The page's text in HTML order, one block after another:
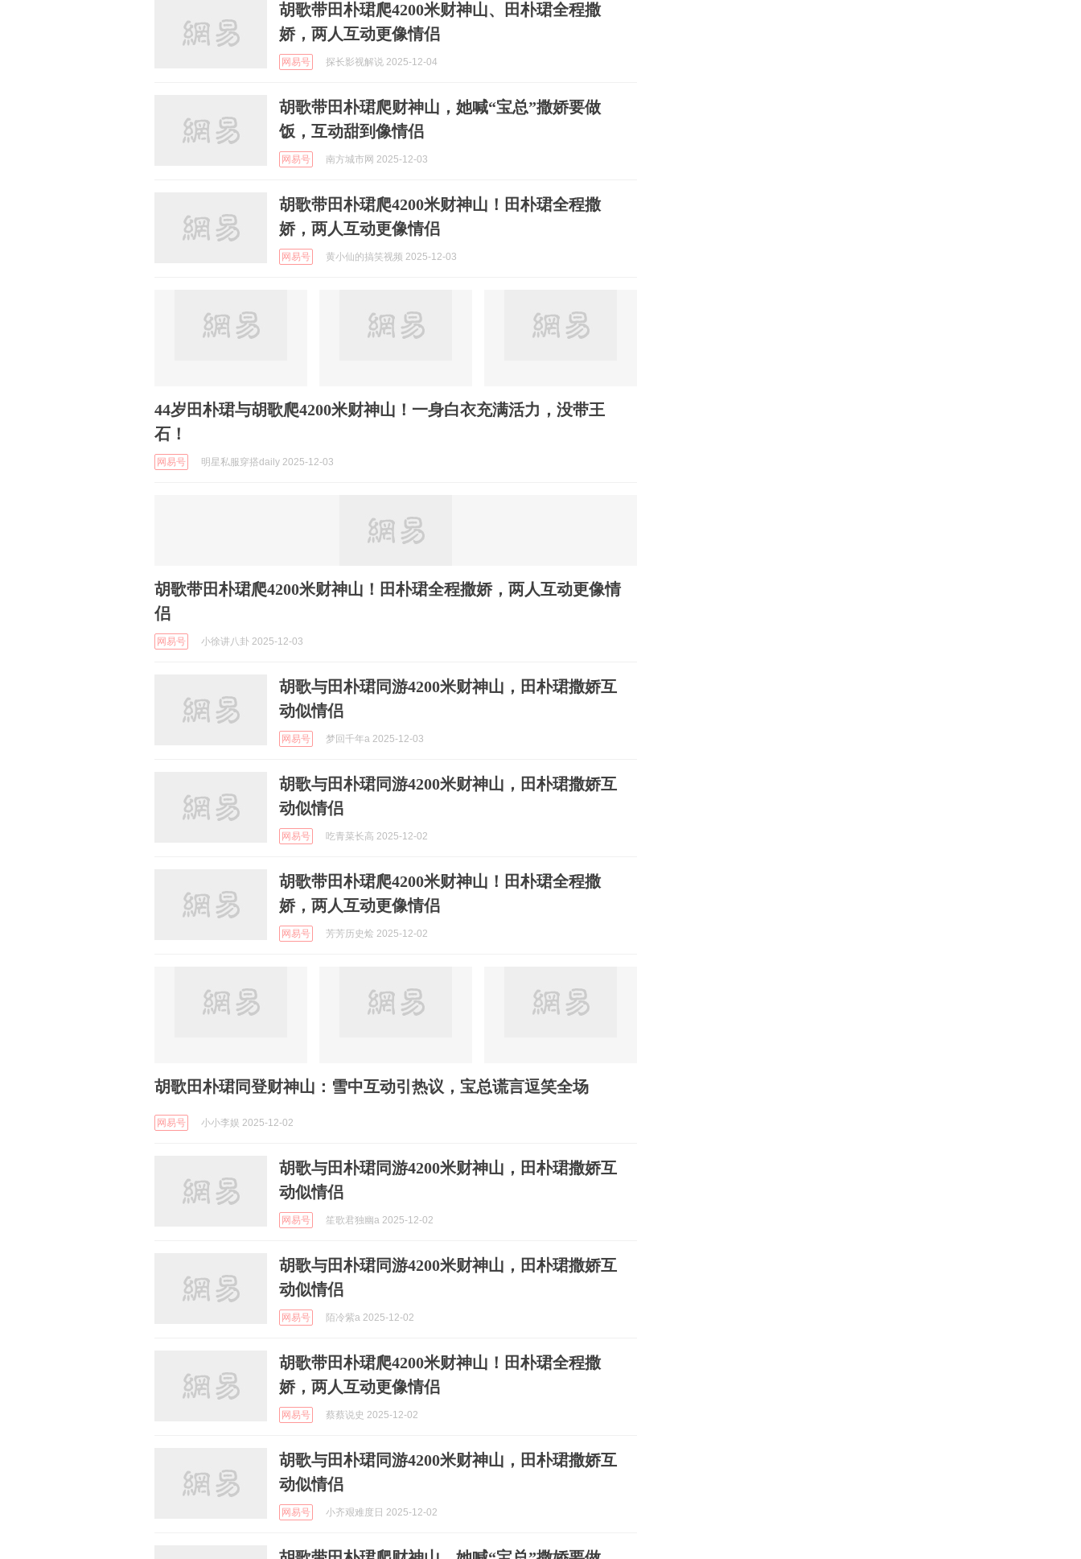
胡歌带田朴珺爬4200米财神山、田朴珺全程撒
娇，两人互动更像情侣
网易号 探长影视解说 2025-12-04
胡歌带田朴珺爬财神山，她喊“宝总”撒娇要做
饭，互动甜到像情侣
网易号 南方城市网 2025-12-03
胡歌带田朴珺爬4200米财神山！田朴珺全程撒
娇，两人互动更像情侣
网易号 黄小仙的搞笑视频 2025-12-03
44岁田朴珺与胡歌爬4200米财神山！一身白衣充满活力，没带王
石！
网易号 明星私服穿搭daily 2025-12-03
胡歌带田朴珺爬4200米财神山！田朴珺全程撒娇，两人互动更像情
侣
网易号 小徐讲八卦 2025-12-03
胡歌与田朴珺同游4200米财神山，田朴珺撒娇互
动似情侣
网易号 梦回千年a 2025-12-03
胡歌与田朴珺同游4200米财神山，田朴珺撒娇互
动似情侣
网易号 吃青菜长高 2025-12-02
胡歌带田朴珺爬4200米财神山！田朴珺全程撒
娇，两人互动更像情侣
网易号 芳芳历史烩 2025-12-02
胡歌田朴珺同登财神山：雪中互动引热议，宝总谎言逗笑全场
网易号 小小李娱 2025-12-02
胡歌与田朴珺同游4200米财神山，田朴珺撒娇互
动似情侣
网易号 笙歌君独幽a 2025-12-02
胡歌与田朴珺同游4200米财神山，田朴珺撒娇互
动似情侣
网易号 陌冷紫a 2025-12-02
胡歌带田朴珺爬4200米财神山！田朴珺全程撒
娇，两人互动更像情侣
网易号 蔡蔡说史 2025-12-02
胡歌与田朴珺同游4200米财神山，田朴珺撒娇互
动似情侣
网易号 小齐艰难度日 2025-12-02